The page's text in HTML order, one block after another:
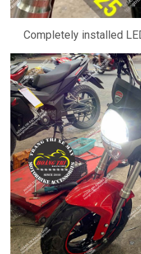
Completely installed